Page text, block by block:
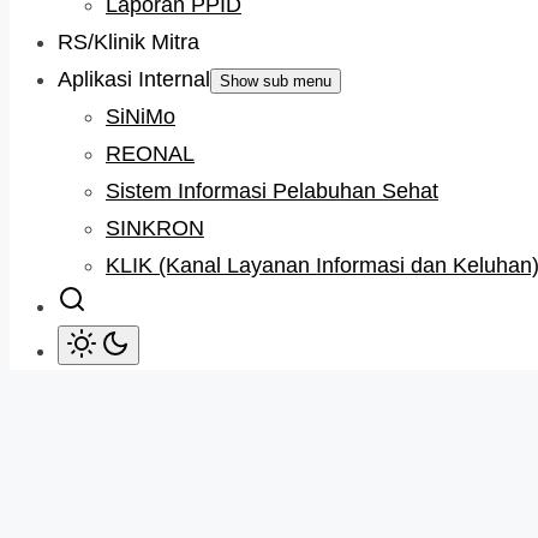
Laporan PPID
RS/Klinik Mitra
Aplikasi Internal
Show sub menu
SiNiMo
REONAL
Sistem Informasi Pelabuhan Sehat
SINKRON
KLIK (Kanal Layanan Informasi dan Keluhan)